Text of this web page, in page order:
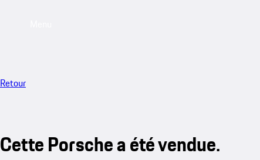
Retour
Cette Porsche a été vendue.